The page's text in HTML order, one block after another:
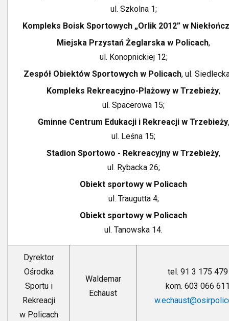
ul. Szkolna 1;
Kompleks Boisk Sportowych „Orlik 2012” w
Miejska Przystań Żeglarska w Policach,
ul. Konopnickiej 12;
Zespół Obiektów Sportowych w Policach, ul.
Kompleks Rekreacyjno-Plażowy w Trzebieży,
ul. Spacerowa 15;
Gminne Centrum Edukacji i Rekreacji w Trzebieży,
ul. Leśna 15;
Stadion Sportowo - Rekreacyjny w Trzebieży,
ul. Rybacka 26;
Obiekt sportowy w Policach
ul. Traugutta 4;
Obiekt sportowy w Policach
ul. Tanowska 14.
Dyrektor
Ośrodka
Sportu i
Rekreacji
w Policach
Waldemar
Echaust
tel. 91 3 175 479
kom. 603 066